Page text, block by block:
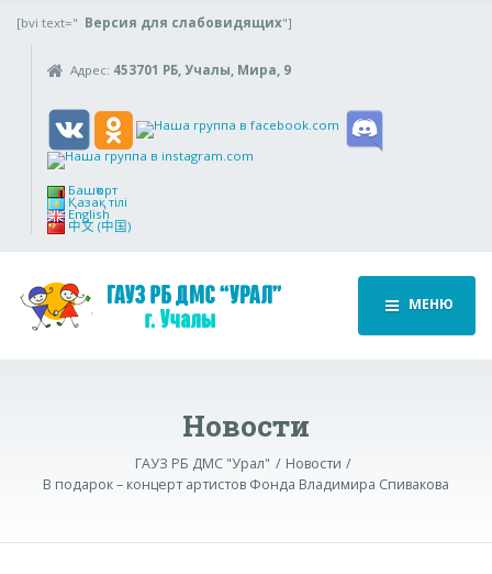
[bvi text=" Версия для слабовидящих"]
Адрес: 453701 РБ, Учалы, Мира, 9
Башҡорт
Қазақ тілі
English
中文 (中国)
МЕНЮ
Новости
ГАУЗ РБ ДМС "Урал"
Новости
В подарок – концерт артистов Фонда Владимира Спивакова